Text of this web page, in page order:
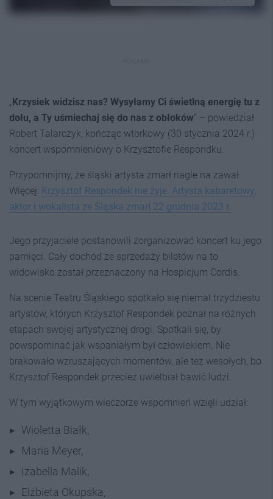
„Krzysiek widzisz nas? Wysyłamy Ci świetlną energię tu z
dołu, a Ty uśmiechaj się do nas z obłoków” – powiedział
Robert Talarczyk, kończąc wtorkowy (30 stycznia 2024 r.)
koncert wspomnieniowy o Krzysztofie Respondku.
Przypomnijmy, że śląski artysta zmarł nagle na zawał.
Więcej: Krzysztof Respondek nie żyje. Artysta kabaretowy,
aktor i wokalista ze Śląska zmarł 22 grudnia 2023 r.
Jego przyjaciele postanowili zorganizować koncert ku jego
pamięci. Cały dochód ze sprzedaży biletów na to
widowisko został przeznaczony na Hospicjum Cordis.
Na scenie Teatru Śląskiego spotkało się niemal trzydziestu
artystów, których Krzysztof Respondek poznał na różnych
etapach swojej artystycznej drogi. Spotkali się, by
powspominać jak wspaniałym był człowiekiem. Nie
brakowało wzruszających momentów, ale też wesołych, bo
Krzysztof Respondek przecież uwielbiał bawić ludzi.
W tym wyjątkowym wieczorze wspomnień wzięli udział:
Wioletta Białk,
Maria Meyer,
Izabella Malik,
Elżbieta Okupska,